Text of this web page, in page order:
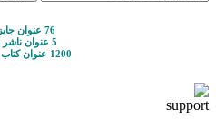
76 عنوان جایزه کتاب
5 عنوان ناشر برگزیده
1200 عنوان کتاب منتشرشده